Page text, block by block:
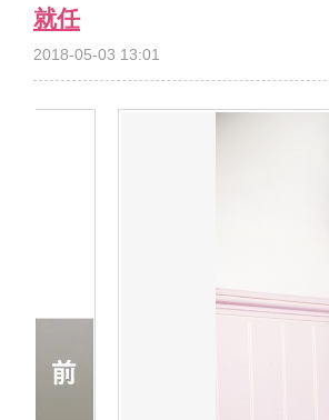
就任
2018-05-03 13:01